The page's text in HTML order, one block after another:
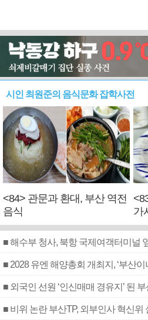
시인 최원준의 음식문화 잡학사전
<84> 관문과 환대, 부산 역전
음식
가
■ 해수부 청사, 북항 국제여객터미널
■ 2028 유엔 해양총회 개최지, ‘부산이
■ 외국인 선원 ‘인신매매 경유지’ 된
■ 비위 논란 부산TP, 외부인사 혁신위